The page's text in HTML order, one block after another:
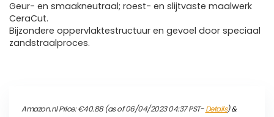
Geur- en smaakneutraal; roest- en slijtvaste maalwerk
CeraCut.
Bijzondere oppervlaktestructuur en gevoel door speciaal
zandstraalproces.
Amazon.nl Price:€40.88(as of 06/04/2023 04:37 PST-Details)&